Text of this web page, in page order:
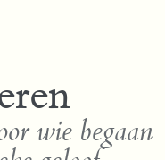
wie begaan